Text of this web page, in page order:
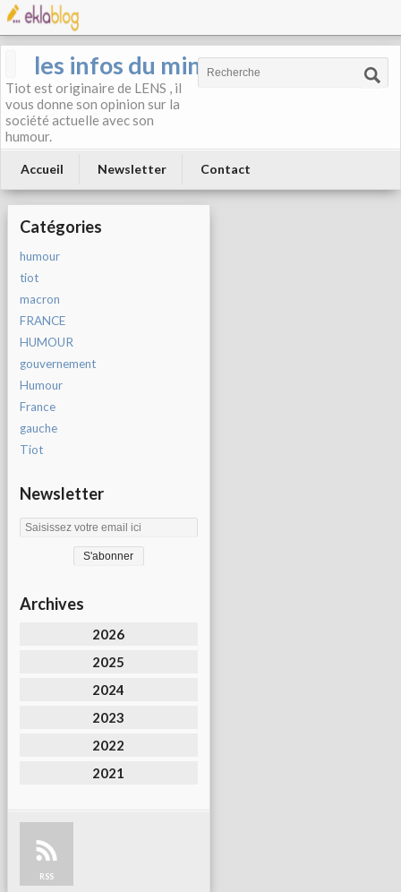
les infos du mineur
Tiot est originaire de LENS , il
vous donne son opinion sur la
société actuelle avec son
humour.
Accueil Newsletter Contact
Catégories
humour
tiot
macron
FRANCE
HUMOUR
gouvernement
Humour
France
gauche
Tiot
Newsletter
Archives
2026
2025
2024
2023
2022
2021
RSS